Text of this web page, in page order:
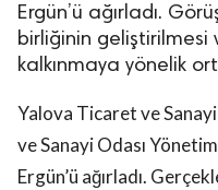
Ergün’ü ağırladı.
birliğinin geliştirilmesi
kalkınmaya yönelik
Yalova Ticaret ve
ve Sanayi Odası
Ergün’ü ağırladı.